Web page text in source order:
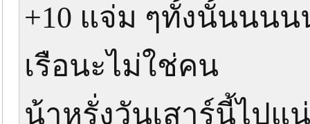
+10 แจ่ม ๆทั้งนั้นนน
เรือนะไม่ใช่คน
น้าหรั่งวันเสาร์นี้ไปแ